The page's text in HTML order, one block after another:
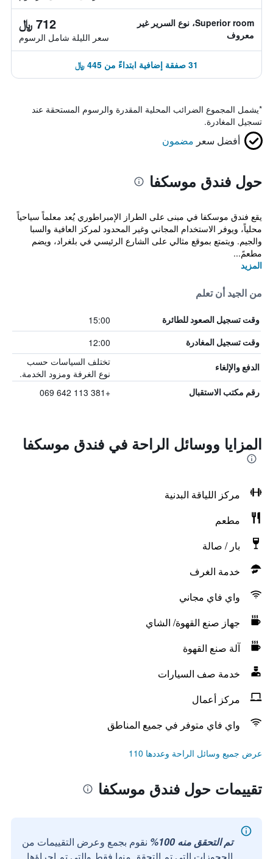
Superior room، نوع السرير غير
معروف
712 ﷼
سعر الليلة شامل الرسوم
31 صفقة إضافية ابتداءً من 445 ﷼
*يشمل المجموع الضرائب المحلية المقدرة والرسوم المستحقة عند
تسجيل المغادرة.
أفضل سعر مضمون
حول فندق موسكفا
يقع فندق موسكفا في مبنى على الطراز الإمبراطوري يُعد معلماً سياحياً
محلياً، ويوفر الاستخدام المجاني وغير المحدود لمركز العافية والسبا
والجيم. ويتمتع بموقع مثالي على الشارع الرئيسي في بلغراد، ويضم
مطعمً...
المزيد
من الجيد أن تعلم
وقت تسجيل الصعود للطائرة 15:00
وقت تسجيل المغادرة 12:00
الدفع والإلغاء
تختلف السياسات حسب
نوع الغرفة ومزود الخدمة.
رقم مكتب الاستقبال +381 113 642 069
المزايا ووسائل الراحة في فندق موسكفا
مركز اللياقة البدنية
مطعم
بار / صالة
خدمة الغرف
واي فاي مجاني
جهاز صنع القهوة/ الشاي
آلة صنع القهوة
خدمة صف السيارات
مركز أعمال
واي فاي متوفر في جميع المناطق
عرض جميع وسائل الراحة وعددها 110
تقييمات حول فندق موسكفا
تم التحقق منه 100%
نقوم بجمع وعرض التقييمات من